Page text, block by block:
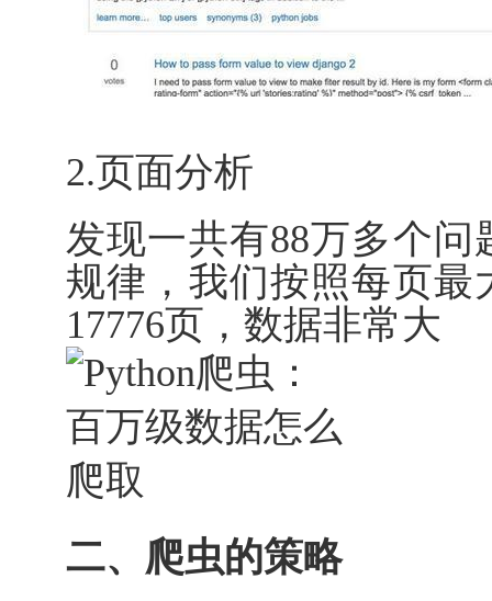
2.页面分析
发现一共有88万多个
规律，我们按照每页最
17776页，数据非常大
二、爬虫的策略